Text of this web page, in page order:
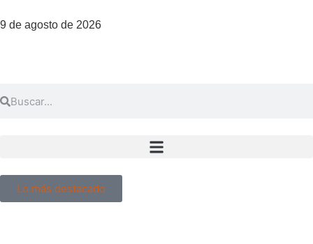
9 de agosto de 2026
Lo más destacado